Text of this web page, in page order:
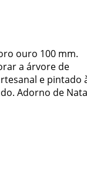
ouro 100 mm.
a árvore de
e pintado
Adorno de